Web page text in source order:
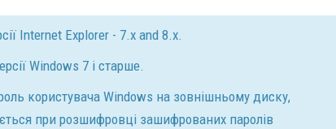
Internet Explorer - 7.x and 8.x.
Windows 7 і старше.
користувача Windows на зовнішньому диску,
при розшифровці зашифрованих паролів